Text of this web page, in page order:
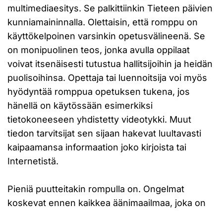
multimediaesitys. Se palkittiinkin Tieteen päivien
kunniamaininnalla. Olettaisin, että romppu on
käyttökelpoinen varsinkin opetusvälineenä. Se
on monipuolinen teos, jonka avulla oppilaat
voivat itsenäisesti tutustua hallitsijoihin ja heidän
puolisoihinsa. Opettaja tai luennoitsija voi myös
hyödyntää romppua opetuksen tukena, jos
hänellä on käytössään esimerkiksi
tietokoneeseen yhdistetty videotykki. Muut
tiedon tarvitsijat sen sijaan hakevat luultavasti
kaipaamansa informaation joko kirjoista tai
Internetistä.
Pieniä puutteitakin rompulla on. Ongelmat
koskevat ennen kaikkea äänimaailmaa, joka on